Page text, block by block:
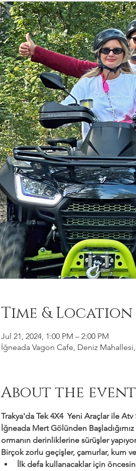
Time & Location
Jul 21, 2024, 1:00 PM – 2:00 PM
İğneada Vagon Cafe, Deniz
About the event
Trakya'da Tek 4X4  Yeni Araçlar ile
İğneada Mert Gölünden
ormanın derinliklerine sürüşler
Birçok zorlu geçişler, çamurlar, kum
İlk defa kullanacaklar için